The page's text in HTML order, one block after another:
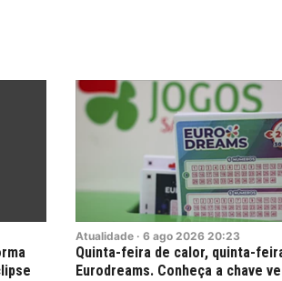
Atualidade · 6 ago 2026 20:23
Quinta-feira de calor, quinta-
Eurodreams. Conheça a chave